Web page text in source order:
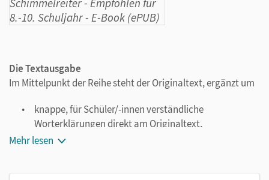
Die Textausgabe
Im Mittelpunkt der Reihe steht der Originaltext, ergänzt um
knappe, für Schüler/-innen verständliche
Worterklärungen direkt am Originaltext,
eine kurze Biografie der Auorinnen und Autoren sowie
Zusatzmaterialien zu Entstehung und Rezeption.
Mehr lesen